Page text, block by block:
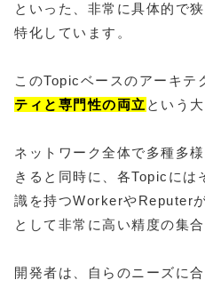
といった、非常に具体的で
特化しています。
このTopicベースのアーキテ
ティと専門性の両立 という
ネットワーク全体で多種多
きると同時に、各Topicには
識を持つWorkerやReputer
として非常に高い精度の集
開発者は、自らのニーズに